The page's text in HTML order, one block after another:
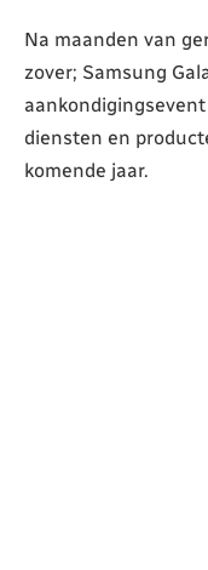
Na maanden van
zover; Samsung
diensten en
komende jaar.